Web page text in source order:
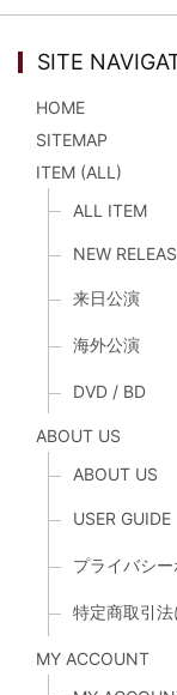
SITE
HOME
SITEMAP
ITEM (ALL)
ALL ITEM
NEW
来日公演
海外公演
DVD / BD
ABOUT US
ABOUT US
USER GUIDE
プライバシ
特定商取引
MY ACCOUNT